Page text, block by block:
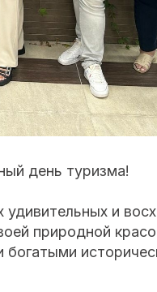
день туризма!
и
природной
богатыми